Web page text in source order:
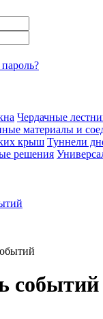
Чердачные
материалы и
крыш Туннели
решения
событий